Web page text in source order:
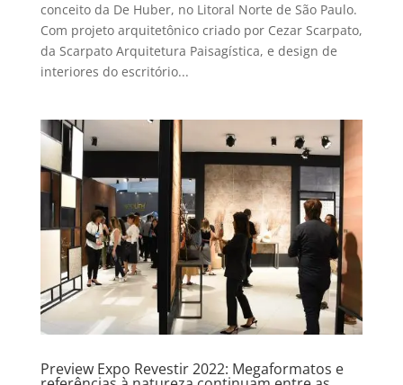
conceito da De Huber, no Litoral Norte de São Paulo.
Com projeto arquitetônico criado por Cezar Scarpato,
da Scarpato Arquitetura Paisagística, e design de
interiores do escritório...
Preview Expo Revestir 2022: Megaformatos e